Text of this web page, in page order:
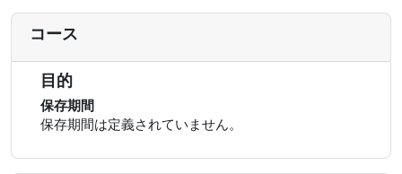
コース
目的
保存期間
保存期間は定義されていません。